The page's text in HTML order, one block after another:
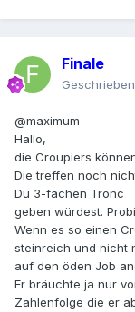
Finale
Geschrieben
@maximum
Hallo,
die Croupiers
Die treffen noch
Du 3-fachen Tronc
geben würdest.
Wenn es so einen
steinreich und nicht
auf den öden Job
Er bräuchte ja nur
Zahlenfolge die er